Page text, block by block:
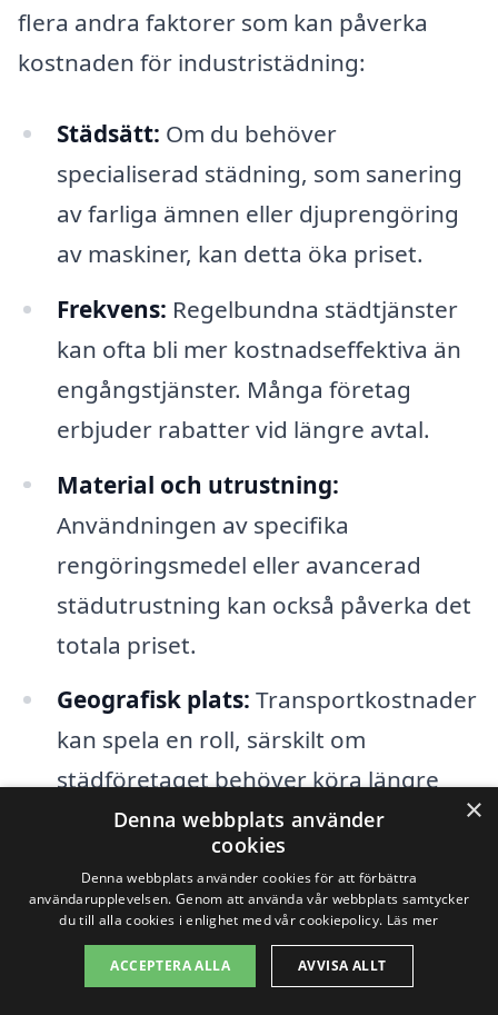
flera andra faktorer som kan påverka
kostnaden för industristädning:
Städsätt: Om du behöver
specialiserad städning, som sanering
av farliga ämnen eller djuprengöring
av maskiner, kan detta öka priset.
Frekvens: Regelbundna städtjänster
kan ofta bli mer kostnadseffektiva än
engångstjänster. Många företag
erbjuder rabatter vid längre avtal.
Material och utrustning:
Användningen av specifika
rengöringsmedel eller avancerad
städutrustning kan också påverka det
totala priset.
Geografisk plats: Transportkostnader
kan spela en roll, särskilt om
städföretaget behöver köra längre
sträckor.
När du söker efterindustristädning i
Axvallär det viktigt att begära flera
offerter från olika företag. Detta ger dig
×
Denna webbplats använder
cookies
Denna webbplats använder cookies för att förbättra
användarupplevelsen. Genom att använda vår webbplats samtycker
du till alla cookies i enlighet med vår cookiepolicy. Läs mer
ACCEPTERA ALLA AVVISA ALLT